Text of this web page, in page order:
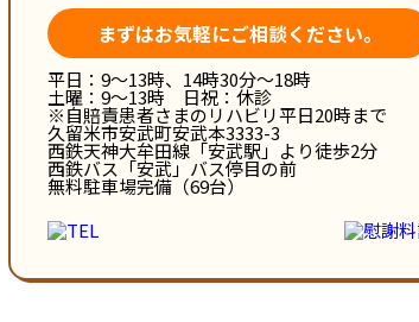
まずはお気軽にご相談ください。
平日：9～13時、14時30分～18時
土曜：9～13時 日祝：休診
※自賠責患者さまのリハビリ平日20時まで
久留米市安武町安武本3333-3
西鉄天神大牟田線「安武駅」より徒歩2分
西鉄バス「安武」バス停目の前
無料駐車場完備（69台）